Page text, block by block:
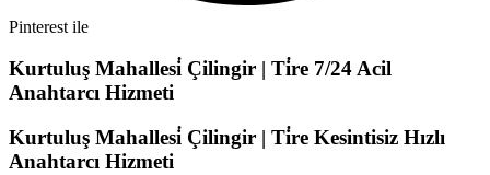
Pinterest ile
Kurtuluş Mahallesi̇ Çilingir | Ti̇re 7/24 Acil
Anahtarcı Hizmeti
Kurtuluş Mahallesi̇ Çilingir | Ti̇re Kesintisiz Hızlı
Anahtarcı Hizmeti